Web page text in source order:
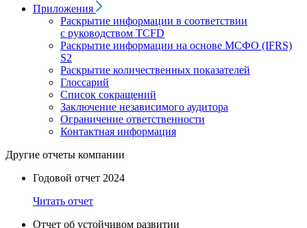
Приложения
Раскрытие информации в соответствии
с руководством TCFD
Раскрытие информации на основе МСФО (IFRS)
S2
Раскрытие количественных показателей
Глоссарий
Список сокращений
Заключение независимого аудитора
Ограничение ответственности
Контактная информация
Другие отчеты компании
Годовой отчет 2024
Читать отчет
Отчет об устойчивом развитии